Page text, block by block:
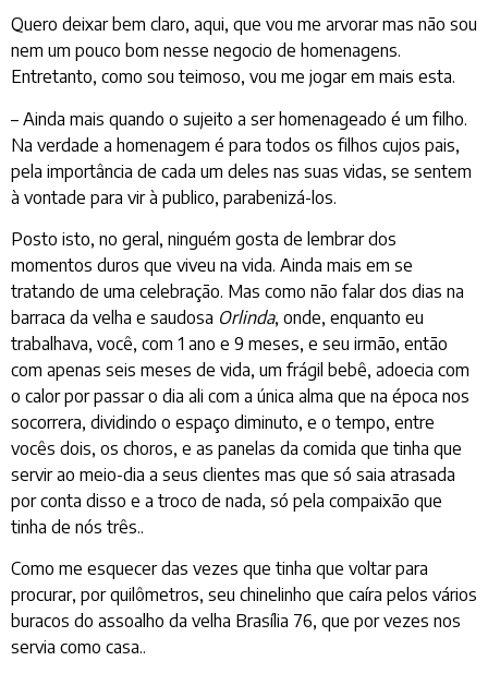
Quero deixar bem claro, aqui, que vou me arvorar mas não sou
nem um pouco bom nesse negocio de homenagens.
Entretanto, como sou teimoso, vou me jogar em mais esta.
– Ainda mais quando o sujeito a ser homenageado é um filho.
Na verdade a homenagem é para todos os filhos cujos pais,
pela importância de cada um deles nas suas vidas, se sentem
à vontade para vir à publico, parabenizá-los.
Posto isto, no geral, ninguém gosta de lembrar dos
momentos duros que viveu na vida. Ainda mais em se
tratando de uma celebração. Mas como não falar dos dias na
barraca da velha e saudosa Orlinda, onde, enquanto eu
trabalhava, você, com 1 ano e 9 meses, e seu irmão, então
com apenas seis meses de vida, um frágil bebê, adoecia com
o calor por passar o dia ali com a única alma que na época nos
socorrera, dividindo o espaço diminuto, e o tempo, entre
vocês dois, os choros, e as panelas da comida que tinha que
servir ao meio-dia a seus clientes mas que só saia atrasada
por conta disso e a troco de nada, só pela compaixão que
tinha de nós três..
Como me esquecer das vezes que tinha que voltar para
procurar, por quilômetros, seu chinelinho que caíra pelos vários
buracos do assoalho da velha Brasília 76, que por vezes nos
servia como casa..